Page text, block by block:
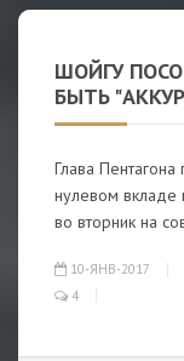
ШОЙГУ
БЫТЬ
Глава Пентагона
нулевом вкладе
во вторник на
10-ЯНВ-2017
4